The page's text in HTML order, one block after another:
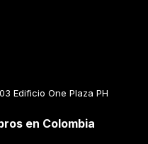
Edificio One Plaza PH
en Colombia